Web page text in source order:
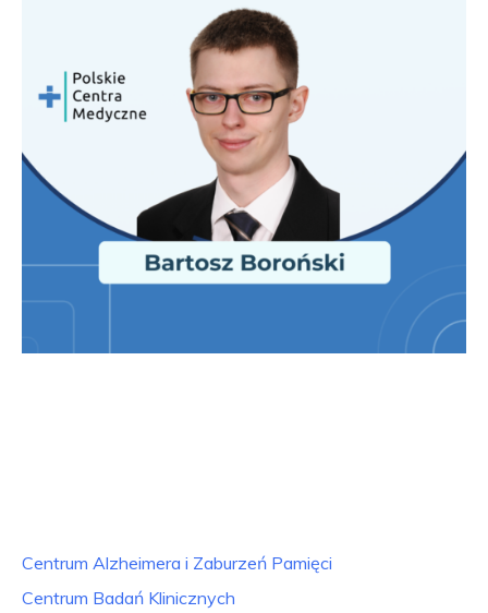
Centrum Alzheimera i Zaburzeń Pamięci
Centrum Badań Klinicznych